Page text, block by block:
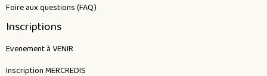
Foire aux questions (FAQ)
Inscriptions
Evenement à VENIR
Inscription MERCREDIS